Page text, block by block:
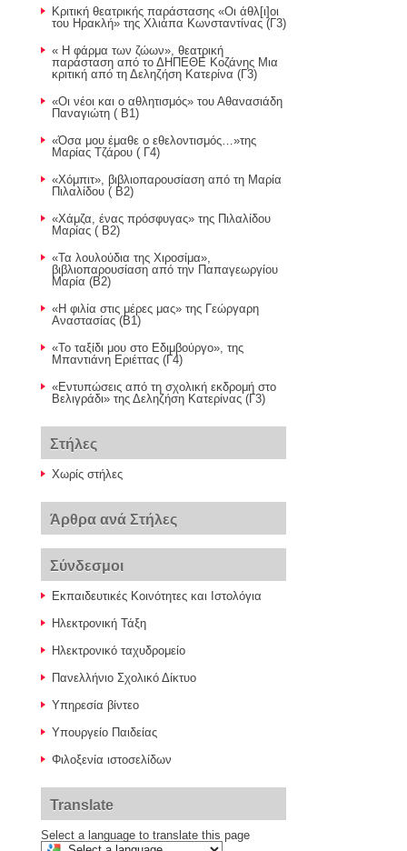
Κριτική θεατρικής παράστασης «Οι άθλ[ι]οι
του Ηρακλή» της Χλιάπα Κωνσταντίνας (Γ3)
« Η φάρμα των ζώων», θεατρική
παράσταση από το ΔΗΠΕΘΕ Κοζάνης Μια
κριτική από τη Δεληζήση Κατερίνα (Γ3)
«Οι νέοι και ο αθλητισμός» του Αθανασιάδη
Παναγιώτη ( Β1)
«Όσα μου έμαθε ο εθελοντισμός…»της
Μαρίας Τζάρου ( Γ4)
«Χόμπιτ», βιβλιοπαρουσίαση από τη Μαρία
Πιλαλίδου ( Β2)
«Χάμζα, ένας πρόσφυγας» της Πιλαλίδου
Μαρίας ( Β2)
«Τα λουλούδια της Χιροσίμα»,
βιβλιοπαρουσίαση από την Παπαγεωργίου
Μαρία (Β2)
«Η φιλία στις μέρες μας» της Γεώργαρη
Αναστασίας (Β1)
«Το ταξίδι μου στο Εδιμβούργο», της
Μπαντιάνη Εριέττας (Γ4)
«Εντυπώσεις από τη σχολική εκδρομή στο
Βελιγράδι» της Δεληζήση Κατερίνας (Γ3)
Στήλες
Χωρίς στήλες
Άρθρα ανά Στήλες
Σύνδεσμοι
Εκπαιδευτικές Κοινότητες και Ιστολόγια
Ηλεκτρονική Τάξη
Ηλεκτρονικό ταχυδρομείο
Πανελλήνιο Σχολικό Δίκτυο
Υπηρεσία βίντεο
Υπουργείο Παιδείας
Φιλοξενία ιστοσελίδων
Translate
Select a language to translate this page